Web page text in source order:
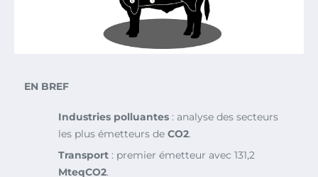
EN BREF
Industries polluantes : analyse des secteurs
les plus émetteurs de CO2.
Transport : premier émetteur avec 131,2
MteqCO2.